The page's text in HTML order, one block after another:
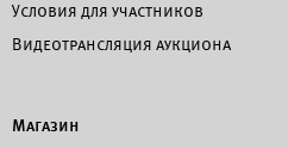
Условия для участников
Видеотрансляция аукциона
Магазин